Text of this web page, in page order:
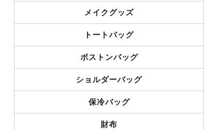
メイクグッズ
トートバッグ
ボストンバッグ
ショルダーバッグ
保冷バッグ
財布